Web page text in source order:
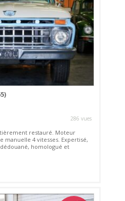
286 vues
restauré. Moteur
manuelle 4 vitesses. Expertisé,
homologué et